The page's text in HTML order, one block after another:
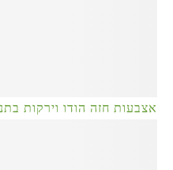
אצבעות חזה הודו וירקות